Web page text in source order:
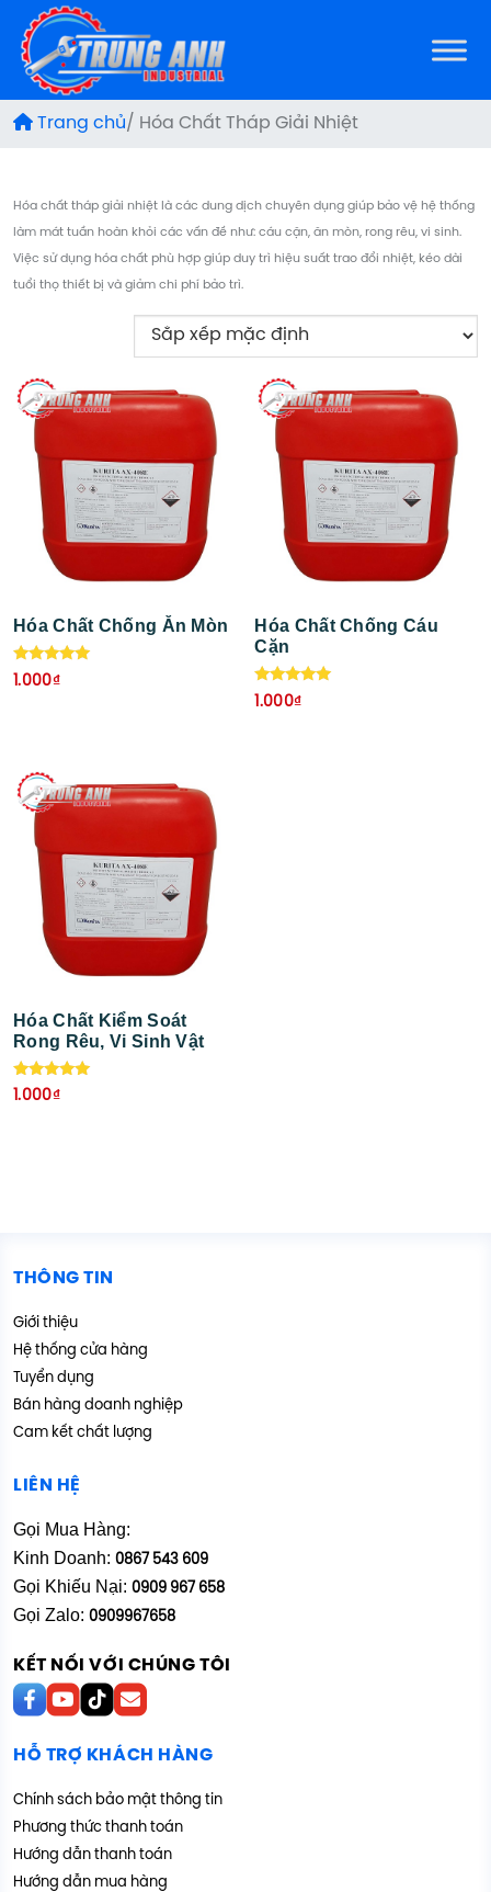
Trang chủ/ Hóa Chất Tháp Giải Nhiệt
Hóa chất tháp giải nhiệt là các dung dịch chuyên dụng giúp bảo vệ hệ thống
làm mát tuần hoàn khỏi các vấn đề như: cáu cặn, ăn mòn, rong rêu, vi sinh.
Việc sử dụng hóa chất phù hợp giúp duy trì hiệu suất trao đổi nhiệt, kéo dài
tuổi thọ thiết bị và giảm chi phí bảo trì.
Hóa Chất Chống Ăn Mòn
Được xếp
hạng
1.000₫
Hóa Chất Chống Cáu
Cặn
Được xếp
hạng
1.000₫
Hóa Chất Kiểm Soát
Rong Rêu, Vi Sinh Vật
Được xếp
hạng
1.000₫
THÔNG TIN
Giới thiệu
Hệ thống cửa hàng
Tuyển dụng
Bán hàng doanh nghiệp
Cam kết chất lượng
LIÊN HỆ
Gọi Mua Hàng:
Kinh Doanh: 0867 543 609
Gọi Khiếu Nại: 0909 967 658
Gọi Zalo: 0909967658
KẾT NỐI VỚI CHÚNG TÔI
HỖ TRỢ KHÁCH HÀNG
Chính sách bảo mật thông tin
Phương thức thanh toán
Hướng dẫn thanh toán
Hướng dẫn mua hàng